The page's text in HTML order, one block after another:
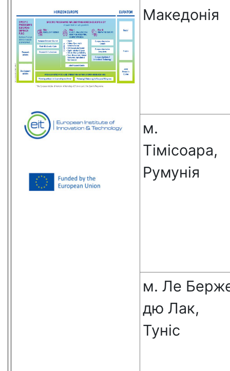
Македонія
м.
Тімісоара,
Румунія
м. Ле
дю Лак,
Туніс